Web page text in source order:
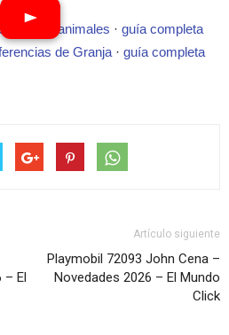
de animales · guía completa
de Granja · guía completa
– El
Artículo siguiente
Playmobil 72093 John Cena –
Novedades 2026 – El Mundo
Click